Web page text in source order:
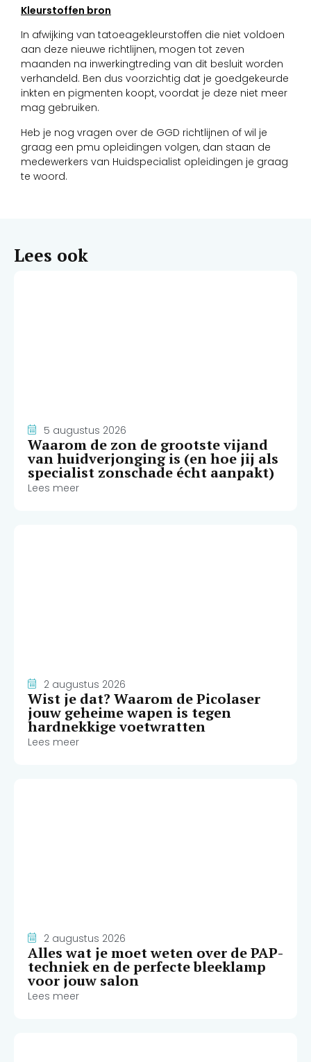
Kleurstoffen bron
In afwijking van tatoeagekleurstoffen die niet voldoen
aan deze nieuwe richtlijnen, mogen tot zeven
maanden na inwerkingtreding van dit besluit worden
verhandeld. Ben dus voorzichtig dat je goedgekeurde
inkten en pigmenten koopt, voordat je deze niet meer
mag gebruiken.
Heb je nog vragen over de GGD richtlijnen of wil je
graag een pmu opleidingen volgen, dan staan de
medewerkers van Huidspecialist opleidingen je graag
te woord.
Lees ook
5 augustus 2026
Waarom de zon de grootste vijand
van huidverjonging is (en hoe jij als
specialist zonschade écht aanpakt)
Lees meer
2 augustus 2026
Wist je dat? Waarom de Picolaser
jouw geheime wapen is tegen
hardnekkige voetwratten
Lees meer
2 augustus 2026
Alles wat je moet weten over de PAP-
techniek en de perfecte bleeklamp
voor jouw salon
Lees meer